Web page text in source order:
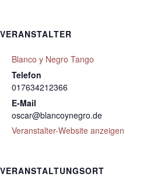
VERANSTALTER
Blanco y Negro Tango
Telefon
017634212366
E-Mail
oscar@blancoynegro.de
Veranstalter-Website anzeigen
VERANSTALTUNGSORT